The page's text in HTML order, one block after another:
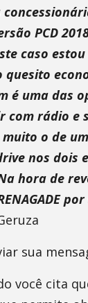
PCD
caso estou
quesito
é uma das
com rádio
muito o de
nos dois
hora de
sua
você cita